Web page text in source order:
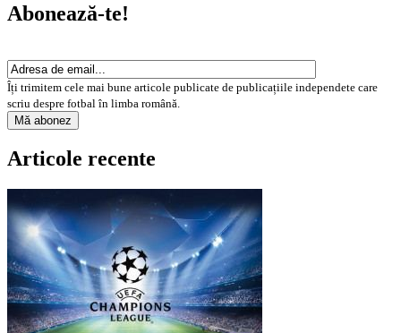
Abonează-te!
Îți trimitem cele mai bune articole publicate de publicațiile independete care
scriu despre fotbal în limba română.
Articole recente